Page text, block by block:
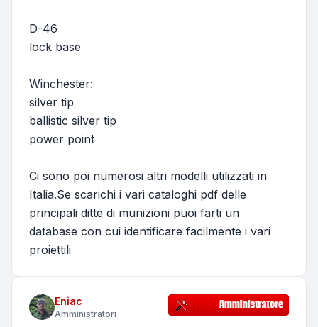
D-46
lock base
Winchester:
silver tip
ballistic silver tip
power point
Ci sono poi numerosi altri modelli utilizzati in
Italia.Se scarichi i vari cataloghi pdf delle
principali ditte di munizioni puoi farti un
database con cui identificare facilmente i vari
proiettili
Eniac
Amministratori